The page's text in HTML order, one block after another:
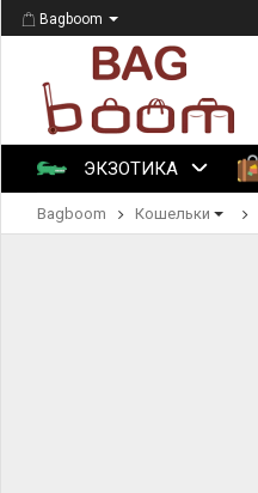
Bagboom
ЭКЗОТИКА
Bagboom Кошельки